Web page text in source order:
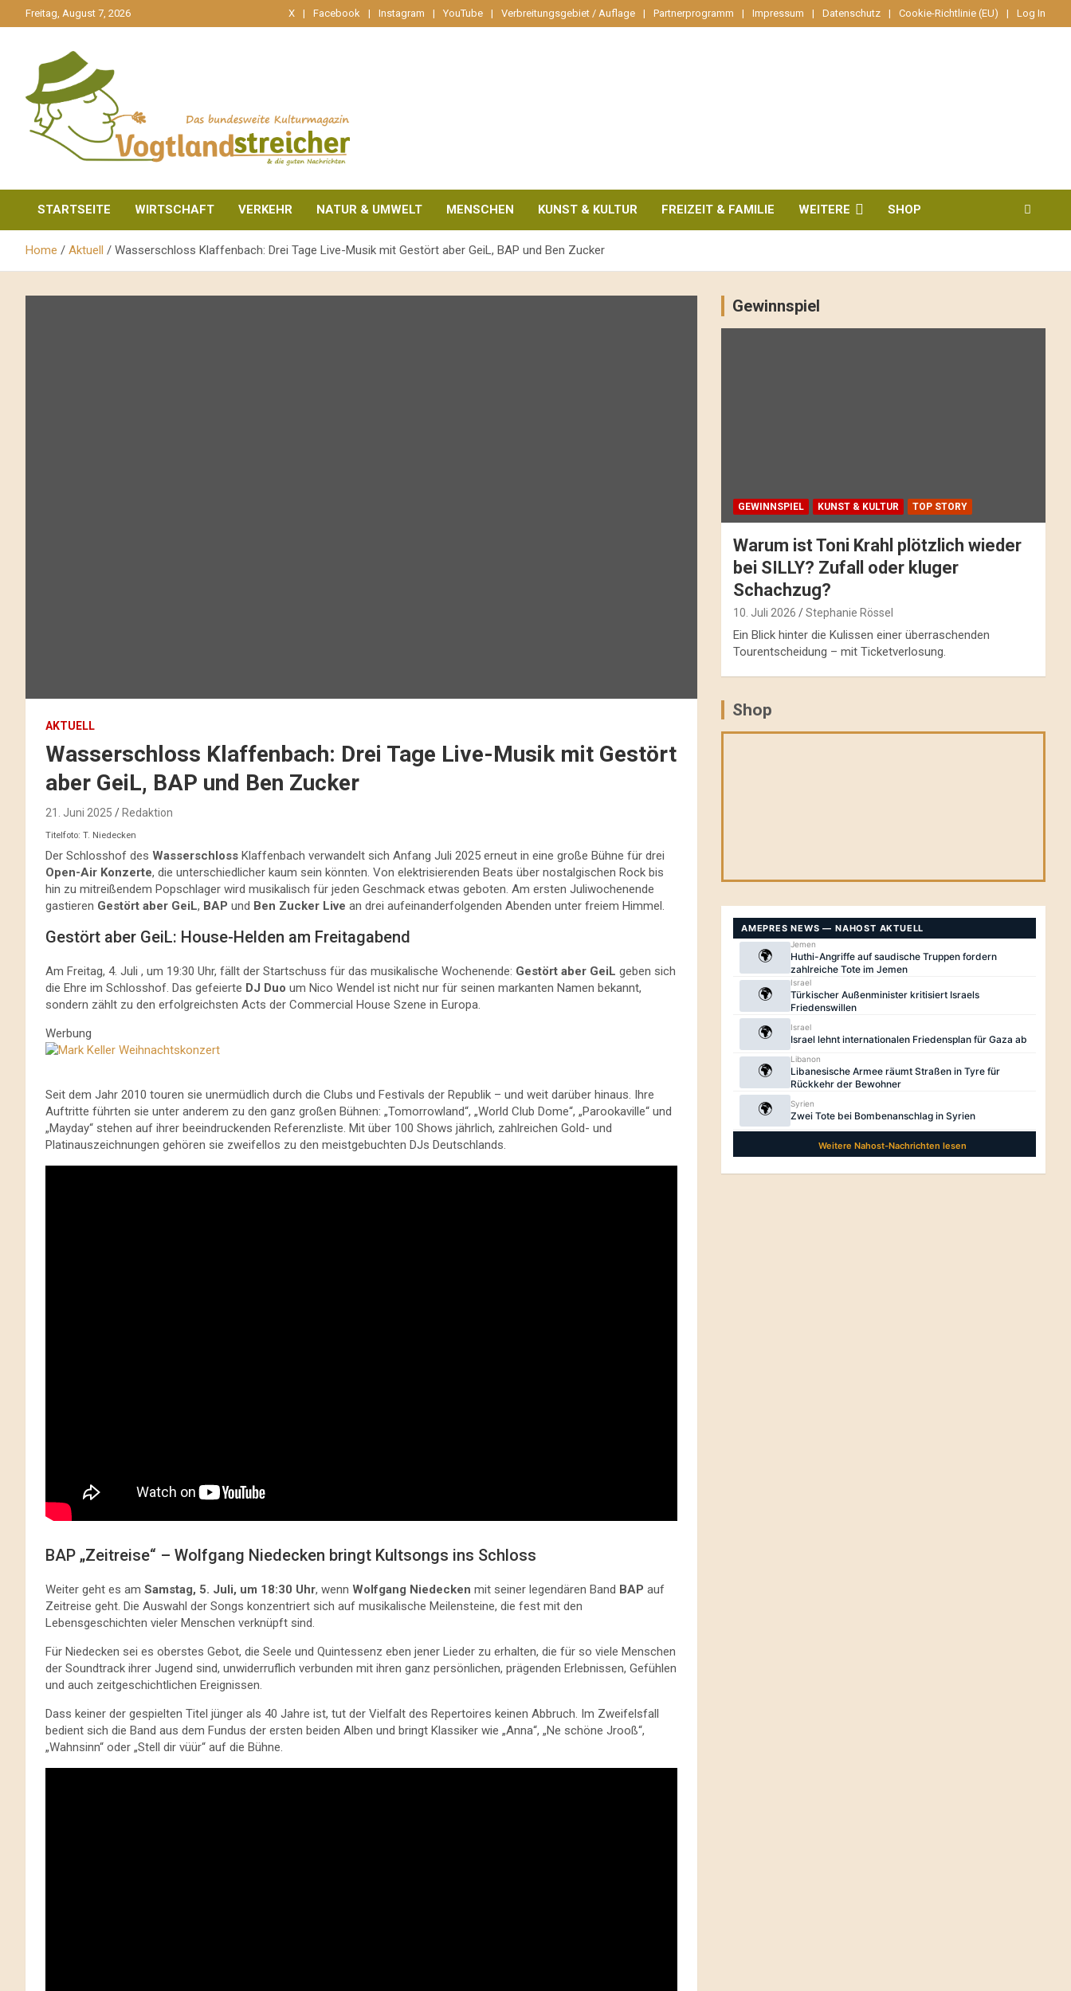
zum
Freitag, August 7, 2026 X Facebook Instagram YouTube Verbreitungsgebiet / Auflage Partnerprogramm Impressum Datenschutz Cookie-Richtlinie (EU) Log In
Vogtlandstreicher
STARTSEITE WIRTSCHAFT VERKEHR NATUR & UMWELT MENSCHEN KUNST & KULTUR FREIZEIT & FAMILIE WEITERE SHOP
Home Aktuell Wasserschloss Klaffenbach: Drei Tage Live-Musik mit Gestört aber GeiL, BAP und Ben Zucker
AKTUELL
Wasserschloss Klaffenbach: Drei Tage Live-Musik mit Gestört
aber GeiL, BAP und Ben Zucker
21. Juni 2025 Redaktion
Titelfoto: T. Niedecken
Der Schlosshof des Wasserschloss Klaffenbach verwandelt sich Anfang Juli 2025 erneut in eine große Bühne für drei
Open-Air Konzerte, die unterschiedlicher kaum sein könnten. Von elektrisierenden Beats über nostalgischen Rock bis
hin zu mitreißendem Popschlager wird musikalisch für jeden Geschmack etwas geboten. Am ersten Juliwochenende
gastieren Gestört aber GeiL, BAP und Ben Zucker Live an drei aufeinanderfolgenden Abenden unter freiem Himmel.
Gestört aber GeiL: House-Helden am Freitagabend
Am Freitag, 4. Juli , um 19:30 Uhr, fällt der Startschuss für das musikalische Wochenende: Gestört aber GeiL geben sich
die Ehre im Schlosshof. Das gefeierte DJ Duo um Nico Wendel ist nicht nur für seinen markanten Namen bekannt,
sondern zählt zu den erfolgreichsten Acts der Commercial House Szene in Europa.
Werbung
Seit dem Jahr 2010 touren sie unermüdlich durch die Clubs und Festivals der Republik – und weit darüber hinaus. Ihre
Auftritte führten sie unter anderem zu den ganz großen Bühnen: „Tomorrowland“, „World Club Dome“, „Parookaville“ und
„Mayday“ stehen auf ihrer beeindruckenden Referenzliste. Mit über 100 Shows jährlich, zahlreichen Gold- und
Platinauszeichnungen gehören sie zweifellos zu den meistgebuchten DJs Deutschlands.
BAP „Zeitreise“ – Wolfgang Niedecken bringt Kultsongs ins Schloss
Weiter geht es am Samstag, 5. Juli, um 18:30 Uhr, wenn Wolfgang Niedecken mit seiner legendären Band BAP auf
Zeitreise geht. Die Auswahl der Songs konzentriert sich auf musikalische Meilensteine, die fest mit den
Lebensgeschichten vieler Menschen verknüpft sind.
Für Niedecken sei es oberstes Gebot, die Seele und Quintessenz eben jener Lieder zu erhalten, die für so viele Menschen
der Soundtrack ihrer Jugend sind, unwiderruflich verbunden mit ihren ganz persönlichen, prägenden Erlebnissen, Gefühlen
und auch zeitgeschichtlichen Ereignissen.
Dass keiner der gespielten Titel jünger als 40 Jahre ist, tut der Vielfalt des Repertoires keinen Abbruch. Im Zweifelsfall
bedient sich die Band aus dem Fundus der ersten beiden Alben und bringt Klassiker wie „Anna“, „Ne schöne Jrooß“,
„Wahnsinn“ oder „Stell dir vüür“ auf die Bühne.
Gewinnspiel
GEWINNSPIEL KUNST & KULTUR TOP STORY
Warum ist Toni Krahl plötzlich wieder
bei SILLY? Zufall oder kluger
Schachzug?
10. Juli 2026 Stephanie Rössel
Ein Blick hinter die Kulissen einer überraschenden
Tourentscheidung – mit Ticketverlosung.
Shop